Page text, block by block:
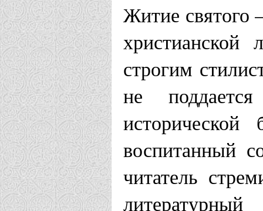
Житие святого
христианской
строгим
не
воспитанный
читатель